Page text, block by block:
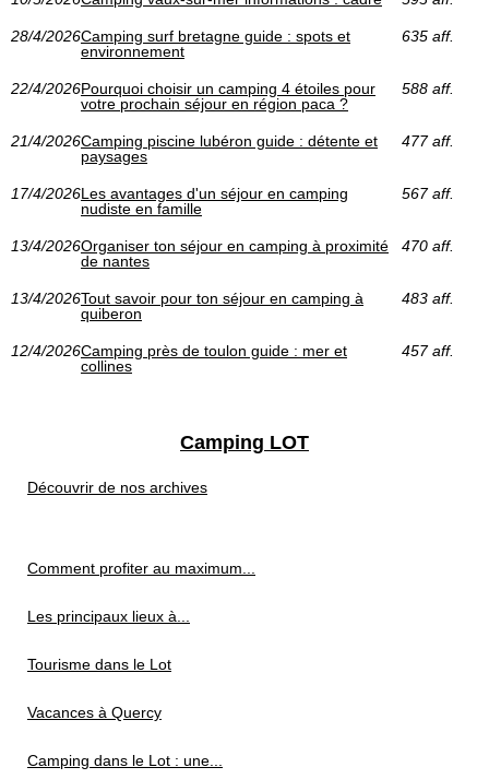
28/4/2026Camping surf bretagne guide : spots et
environnement
635 aff.
22/4/2026Pourquoi choisir un camping 4 étoiles pour
votre prochain séjour en région paca ?
588 aff.
21/4/2026Camping piscine lubéron guide : détente et
paysages
477 aff.
17/4/2026Les avantages d'un séjour en camping
nudiste en famille
567 aff.
13/4/2026Organiser ton séjour en camping à proximité
de nantes
470 aff.
13/4/2026Tout savoir pour ton séjour en camping à
quiberon
483 aff.
12/4/2026Camping près de toulon guide : mer et
collines
457 aff.
Camping LOT
Découvrir de nos archives
Comment profiter au maximum...
Les principaux lieux à...
Tourisme dans le Lot
Vacances à Quercy
Camping dans le Lot : une...